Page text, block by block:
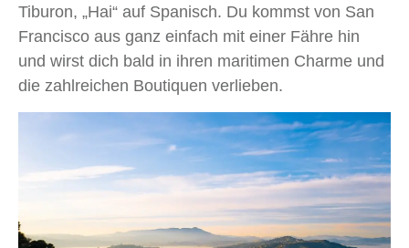
Tiburon, „Hai“ auf Spanisch. Du kommst von San
Francisco aus ganz einfach mit einer Fähre hin
und wirst dich bald in ihren maritimen Charme und
die zahlreichen Boutiquen verlieben.